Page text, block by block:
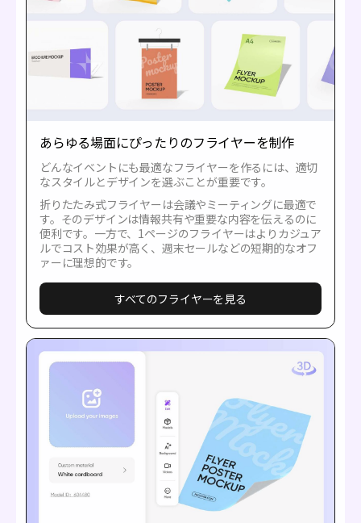
あらゆる場面にぴったりのフライヤーを制作
どんなイベントにも最適なフライヤーを作るには、適切
なスタイルとデザインを選ぶことが重要です。
折りたたみ式フライヤーは会議やミーティングに最適で
す。そのデザインは情報共有や重要な内容を伝えるのに
便利です。一方で、1ページのフライヤーはよりカジュア
ルでコスト効果が高く、週末セールなどの短期的なオフ
ァーに理想的です。
すべてのフライヤーを見る